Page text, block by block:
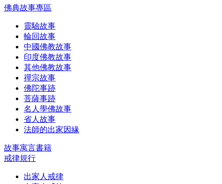
佛典故事專區
靈驗故事
輪回故事
中國佛教故事
印度佛教故事
其他佛教故事
禪宗故事
佛陀事跡
菩薩事跡
名人學佛故事
省人故事
法師的出家因緣
故事寓言書籍
戒律規行
出家人戒律